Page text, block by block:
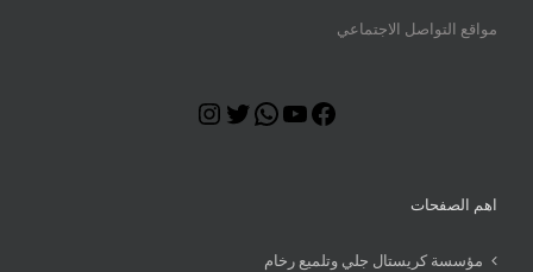
مواقع التواصل الاجتماعي
Facebook
YouTube
WhatsApp
Twitter
اهم الصفحات
مؤسسة كريستال جلي وتلميع رخام